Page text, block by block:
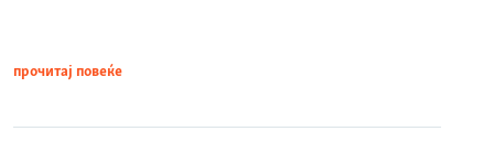
прочитај повеќе